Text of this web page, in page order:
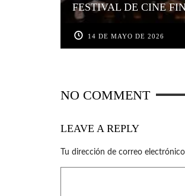
FESTIVAL DE CINE
14 DE MAYO DE 2026
NO COMMENT
LEAVE A REPLY
Tu dirección de correo